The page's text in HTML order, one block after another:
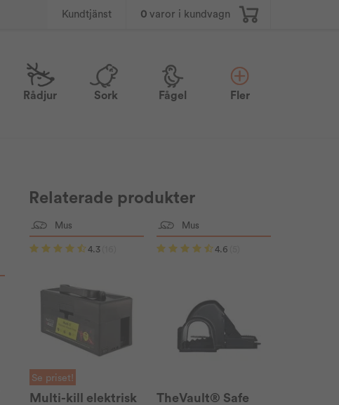
Kundtjänst 0 varor i kundvagn
Rådjur Sork Fågel Fler
Relaterade produkter
Mus
4.3
Se priset!
Multi-kill elektrisk
Mus
4.6
TheVault® Safe